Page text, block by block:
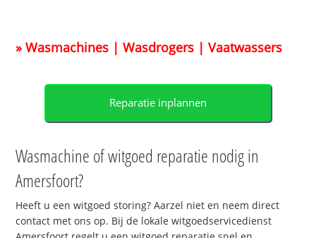
» Wasmachines | Wasdrogers | Vaatwassers
Reparatie inplannen
Wasmachine of witgoed reparatie nodig in
Amersfoort?
Heeft u een witgoed storing? Aarzel niet en neem direct
contact met ons op. Bij de lokale witgoedservicedienst